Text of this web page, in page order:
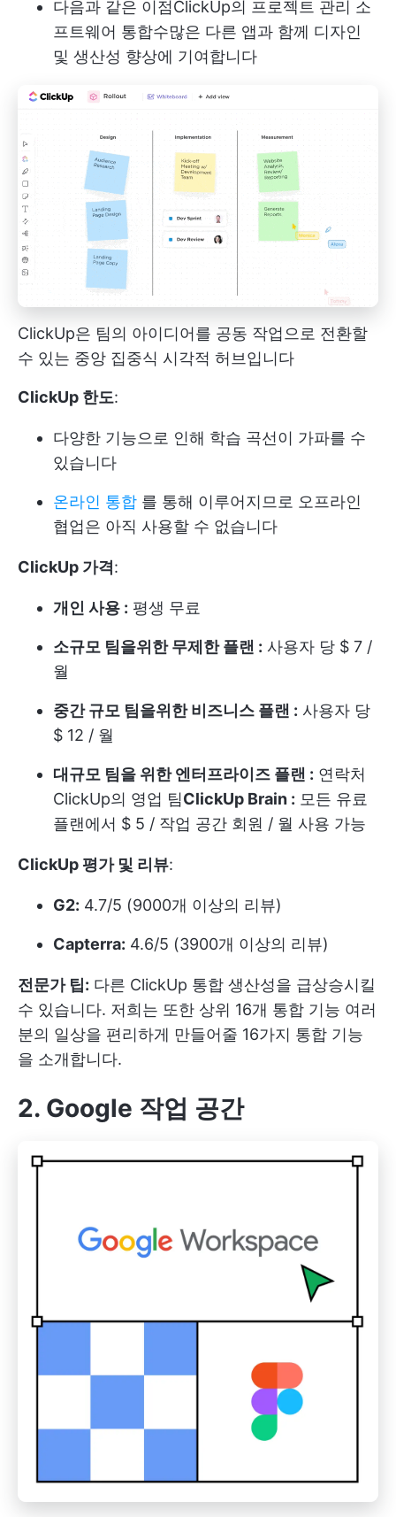
다음과 같은 이점ClickUp의 프로젝트 관리 소
프트웨어 통합수많은 다른 앱과 함께 디자인
및 생산성 향상에 기여합니다
ClickUp은 팀의 아이디어를 공동 작업으로 전환할
수 있는 중앙 집중식 시각적 허브입니다
ClickUp 한도:
다양한 기능으로 인해 학습 곡선이 가파를 수
있습니다
온라인 통합 를 통해 이루어지므로 오프라인
협업은 아직 사용할 수 없습니다
ClickUp 가격 :
개인 사용 : 평생 무료
소규모 팀을위한 무제한 플랜 : 사용자 당 $ 7 /
월
중간 규모 팀을위한 비즈니스 플랜 : 사용자 당
$ 12 / 월
대규모 팀을 위한 엔터프라이즈 플랜 : 연락처
ClickUp의 영업 팀ClickUp Brain : 모든 유료
플랜에서 $ 5 / 작업 공간 회원 / 월 사용 가능
ClickUp 평가 및 리뷰:
G2: 4.7/5 (9000개 이상의 리뷰)
Capterra: 4.6/5 (3900개 이상의 리뷰)
전문가 팁: 다른 ClickUp 통합 생산성을 급상승시킬
수 있습니다. 저희는 또한 상위 16개 통합 기능 여러
분의 일상을 편리하게 만들어줄 16가지 통합 기능
을 소개합니다.
2. Google 작업 공간